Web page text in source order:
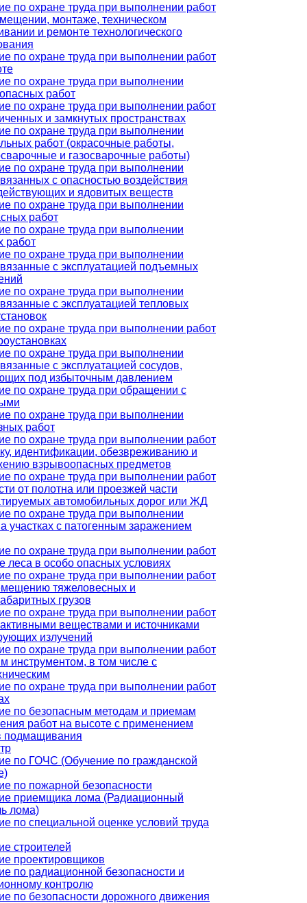
по охране труда при выполнении работ
монтаже, техническом
и ремонте технологического
по охране труда при выполнении работ
по охране труда при выполнении
работ
по охране труда при выполнении работ
и замкнутых пространствах
по охране труда при выполнении
работ (окрасочные работы,
и газосварочные работы)
по охране труда при выполнении
с опасностью воздействия
и ядовитых веществ
по охране труда при выполнении
работ
по охране труда при выполнении
работ
по охране труда при выполнении
с эксплуатацией подъемных
по охране труда при выполнении
с эксплуатацией тепловых
по охране труда при выполнении работ
по охране труда при выполнении
с эксплуатацией сосудов,
под избыточным давлением
по охране труда при обращении с
по охране труда при выполнении
работ
по охране труда при выполнении работ
идентификации, обезвреживанию и
взрывоопасных предметов
по охране труда при выполнении работ
от полотна или проезжей части
автомобильных дорог или ЖД
по охране труда при выполнении
участках с патогенным заражением
по охране труда при выполнении работ
леса в особо опасных условиях
по охране труда при выполнении работ
тяжеловесных и
грузов
по охране труда при выполнении работ
веществами и источниками
излучений
по охране труда при выполнении работ
инструментом, в том числе с
по охране труда при выполнении работ
по безопасным методам и приемам
работ на высоте с применением
подмащивания
по ГОЧС (Обучение по гражданской
по пожарной безопасности
приемщика лома (Радиационный
лома)
по специальной оценке условий труда
строителей
проектировщиков
по радиационной безопасности и
контролю
по безопасности дорожного движения